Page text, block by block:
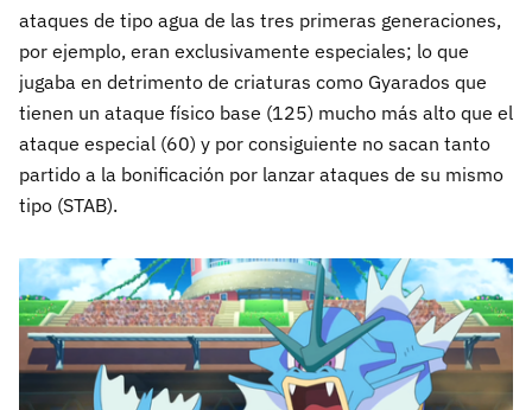
ataques de tipo agua de las tres primeras generaciones,
por ejemplo, eran exclusivamente especiales; lo que
jugaba en detrimento de criaturas como Gyarados que
tienen un ataque físico base (125) mucho más alto que el
ataque especial (60) y por consiguiente no sacan tanto
partido a la bonificación por lanzar ataques de su mismo
tipo (STAB).